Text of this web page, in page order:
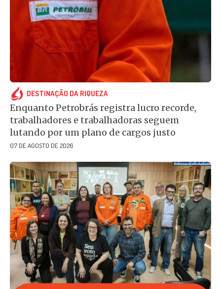
DESTINAÇÃO DA RIQUEZA
Enquanto Petrobrás registra lucro recorde,
trabalhadores e trabalhadoras seguem
lutando por um plano de cargos justo
07 DE AGOSTO DE 2026